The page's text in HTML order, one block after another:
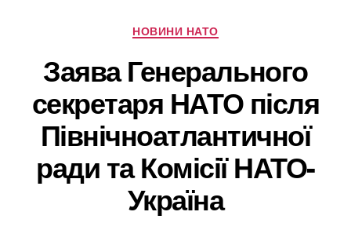
Новини
про
НАТО
в
Україні
Категорії
НОВИНИ НАТО
Заява Генерального
секретаря НАТО після
Північноатлантичної
ради та Комісії НАТО-
Україна